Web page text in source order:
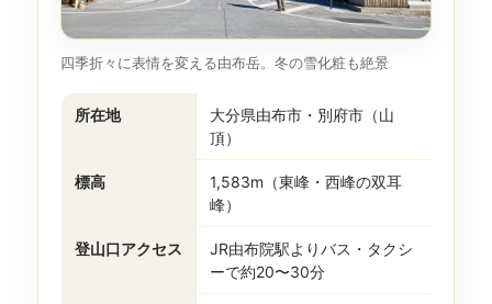
四季折々に表情を変える由布岳。冬の雪化粧も絶景
所在地
大分県由布市・別府市（山
頂）
標高
1,583m（東峰・西峰の双耳
峰）
登山口アクセス
JR由布院駅よりバス・タクシ
ーで約20〜30分